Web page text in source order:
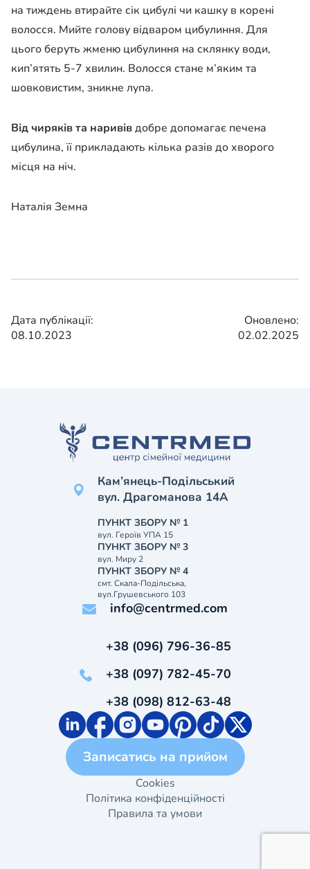
на тиждень втирайте сік цибулі чи кашку в корені
волосся. Мийте голову відваром цибулиння. Для
цього беруть жменю цибулиння на склянку води,
кип’ятять 5-7 хвилин. Волосся стане м’яким та
шовковистим, зникне лупа.
Від чиряків та наривівдобре допомагає печена
цибулина, її прикладають кілька разів до хворого
місця на ніч.
Наталія Земна
Дата публікації:
08.10.2023
Оновлено:
02.02.2025
Кам’янець-Подільський
вул. Драгоманова 14А
ПУНКТ ЗБОРУ № 1
вул. Героїв УПА 15
ПУНКТ ЗБОРУ № 3
вул. Миру 2
ПУНКТ ЗБОРУ № 4
смт. Скала-Подільська,
вул.Грушевського 103
info@centrmed.com
+38 (096) 796-36-85
+38 (097) 782-45-70
+38 (098) 812-63-48
Записатись на прийом
Cookies
Політика конфіденційності
Правила та умови